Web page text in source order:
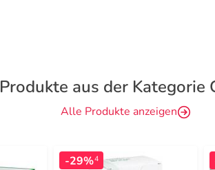
Produkte aus der Kategorie
Alle Produkte anzeigen
-29%4